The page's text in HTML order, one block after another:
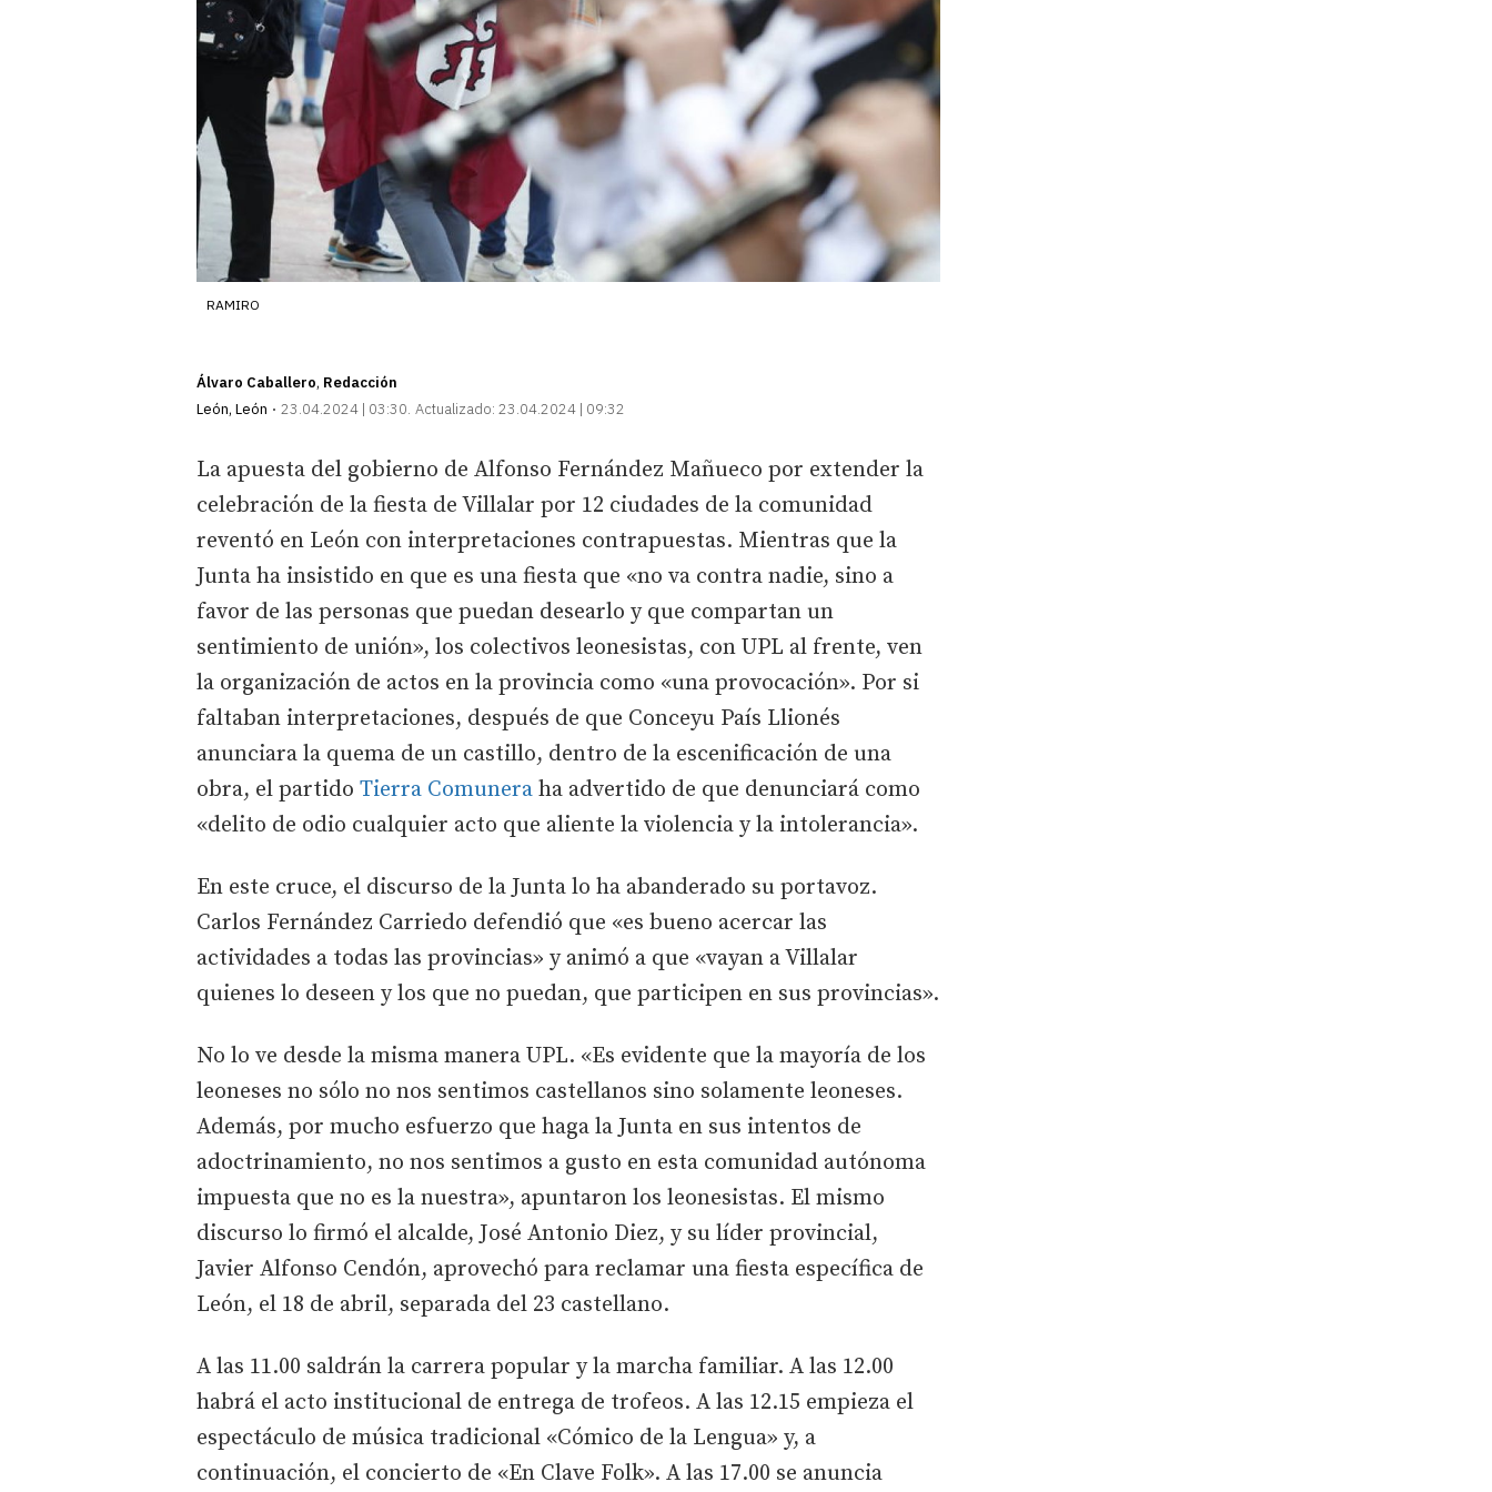
RAMIRO
Álvaro Caballero Redacción
León, León 23.04.2024 | 03:30 Actualizado: 23.04.2024 | 09:32
La apuesta del gobierno de Alfonso Fernández Mañueco por extender la
celebración de la fiesta de Villalar por 12 ciudades de la comunidad
reventó en León con interpretaciones contrapuestas. Mientras que la
Junta ha insistido en que es una fiesta que «no va contra nadie, sino a
favor de las personas que puedan desearlo y que compartan un
sentimiento de unión», los colectivos leonesistas, con UPL al frente, ven
la organización de actos en la provincia como «una provocación». Por si
faltaban interpretaciones, después de que Conceyu País Llionés
anunciara la quema de un castillo, dentro de la escenificación de una
obra, el partido Tierra Comunera ha advertido de que denunciará como
«delito de odio cualquier acto que aliente la violencia y la intolerancia».
En este cruce, el discurso de la Junta lo ha abanderado su portavoz.
Carlos Fernández Carriedo defendió que «es bueno acercar las
actividades a todas las provincias» y animó a que «vayan a Villalar
quienes lo deseen y los que no puedan, que participen en sus provincias».
No lo ve desde la misma manera UPL. «Es evidente que la mayoría de los
leoneses no sólo no nos sentimos castellanos sino solamente leoneses.
Además, por mucho esfuerzo que haga la Junta en sus intentos de
adoctrinamiento, no nos sentimos a gusto en esta comunidad autónoma
impuesta que no es la nuestra», apuntaron los leonesistas. El mismo
discurso lo firmó el alcalde, José Antonio Diez, y su líder provincial,
Javier Alfonso Cendón, aprovechó para reclamar una fiesta específica de
León, el 18 de abril, separada del 23 castellano.
A las 11.00 saldrán la carrera popular y la marcha familiar. A las 12.00
habrá el acto institucional de entrega de trofeos. A las 12.15 empieza el
espectáculo de música tradicional «Cómico de la Lengua» y, a
continuación, el concierto de «En Clave Folk». A las 17.00 se anuncia